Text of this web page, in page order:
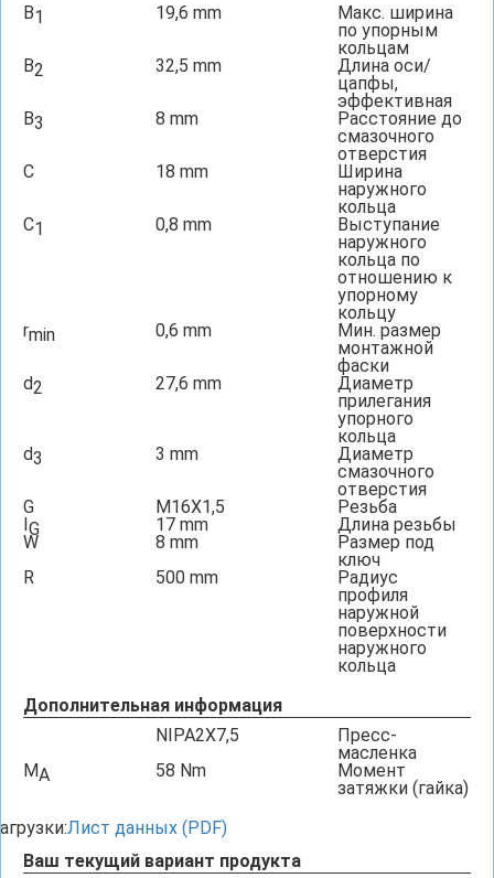
B1 19,6 mm
Макс. ширина
по упорным
кольцам
B2 32,5 mm
Длина оси/
цапфы,
эффективная
B3 8 mm
Расстояние до
смазочного
отверстия
C
18 mm
Ширина
наружного
кольца
C1 0,8 mm
Выступание
наружного
кольца по
отношению к
упорному
кольцу
rmin 0,6 mm
Мин. размер
монтажной
фаски
d2 27,6 mm
Диаметр
прилегания
упорного
кольца
d3 3 mm
Диаметр
смазочного
отверстия
G
M16X1,5
Резьба
IG 17 mm
Длина резьбы
W
8 mm
Размер под
ключ
R
500 mm
Радиус
профиля
наружной
поверхности
наружного
кольца
Дополнительная информация
NIPA2X7,5
Пресс-
масленка
MA 58 Nm
Момент
затяжки (гайка)
Лист данных (PDF)
Ваш текущий вариант продукта